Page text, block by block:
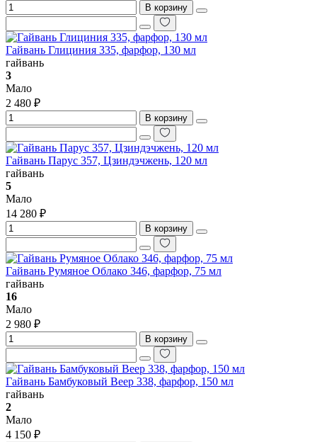
В корзину
Гайвань Глициния 335, фарфор, 130 мл
гайвань
3
Мало
2 480 ₽
В корзину
Гайвань Парус 357, Цзиндэчжень, 120 мл
гайвань
5
Мало
14 280 ₽
В корзину
Гайвань Румяное Облако 346, фарфор, 75 мл
гайвань
16
Мало
2 980 ₽
В корзину
Гайвань Бамбуковый Веер 338, фарфор, 150 мл
гайвань
2
Мало
4 150 ₽